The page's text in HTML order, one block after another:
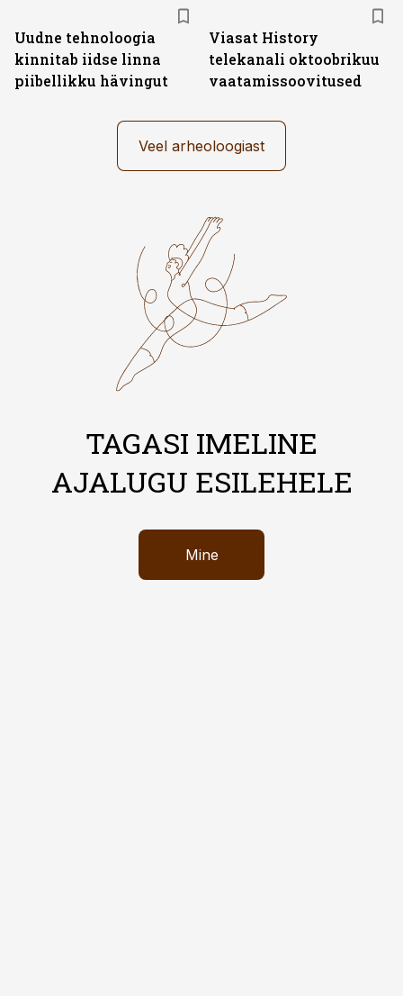
Uudne tehnoloogia
kinnitab iidse linna
piibellikku hävingut
Viasat History
telekanali oktoobrikuu
vaatamissoovitused
Veel arheoloogiast
TAGASI IMELINE
AJALUGU ESILEHELE
Mine